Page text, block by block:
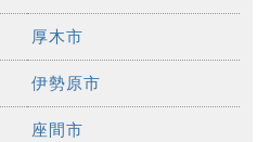
厚木市
伊勢原市
座間市